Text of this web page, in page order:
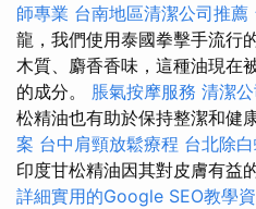
師專業 台南地區清潔公司推薦
龍，我們使用泰國拳擊手流行
木質、麝香香味，這種油現在
的成分。 脹氣按摩服務 清潔
松精油也有助於保持整潔和健
案 台中肩頸放鬆療程 台北除
印度甘松精油因其對皮膚有益
詳細實用的Google SEO教學